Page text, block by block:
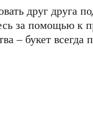
друг друга
за помощью к
– букет всегда